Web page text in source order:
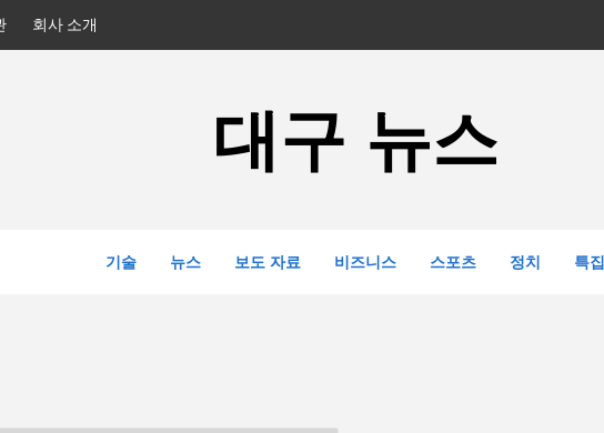
회사 소개
대구 뉴스
기술 뉴스 보도 자료 비즈니스 스포츠 정치 특집